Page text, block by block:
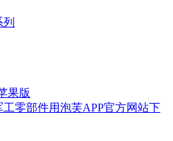
果版
零部件用泡芙APP官方网站下